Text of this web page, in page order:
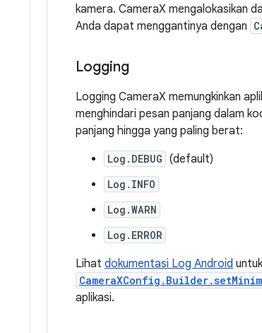
kamera. CameraX mengalokasikan
Anda dapat menggantinya dengan
Logging
Logging CameraX memungkinkan
menghindari pesan panjang dalam
panjang hingga yang paling berat:
Log.DEBUG (default)
Log.INFO
Log.WARN
Log.ERROR
Lihat dokumentasi Log Android
aplikasi.